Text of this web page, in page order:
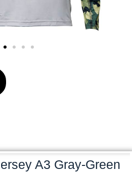
A3 Gray-Green